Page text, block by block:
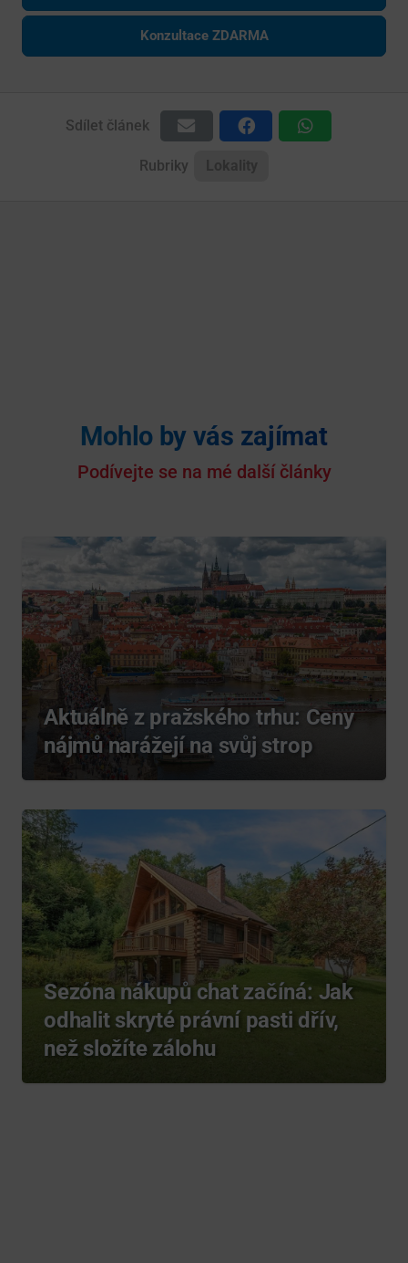
Konzultace ZDARMA
Sdílet článek
Rubriky
Mohlo by vás zajímat
Podívejte se na mé další články
Aktuálně z pražského trhu: Ceny
nájmů narážejí na svůj strop
Sezóna nákupů chat začíná: Jak
odhalit skryté právní pasti dřív,
než složíte zálohu